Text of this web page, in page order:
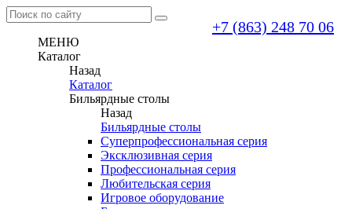
+7 (863) 248 70 06
МЕНЮ
Каталог
Назад
Каталог
Бильярдные столы
Назад
Бильярдные столы
Суперпрофессиональная серия
Эксклюзивная серия
Профессиональная серия
Любительская серия
Игровое оборудование